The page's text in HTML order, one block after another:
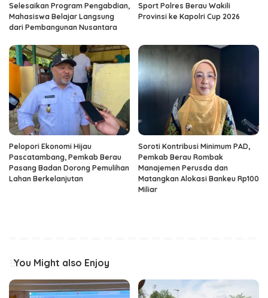
Selesaikan Program Pengabdian,
Mahasiswa Belajar Langsung
dari Pembangunan Nusantara
Sport Polres Berau Wakili
Provinsi ke Kapolri Cup 2026
Pelopori Ekonomi Hijau
Pascatambang, Pemkab Berau
Pasang Badan Dorong Pemulihan
Lahan Berkelanjutan
Soroti Kontribusi Minimum PAD,
Pemkab Berau Rombak
Manajemen Perusda dan
Matangkan Alokasi Bankeu Rp100
Miliar
You Might also Enjoy